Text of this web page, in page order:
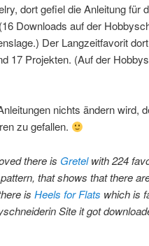
dort gefiel die Anleitung für
Downloads auf der
Der Langzeitfavorit
17 Projekten. (Auf der
nichts ändern wird,
zu gefallen.
there is Gretelwith 224
that shows that there
is Heels for Flats which is
Site it got